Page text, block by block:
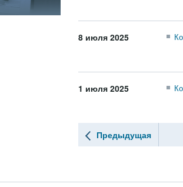
8 июля 2025
1 июля 2025
Предыдущая